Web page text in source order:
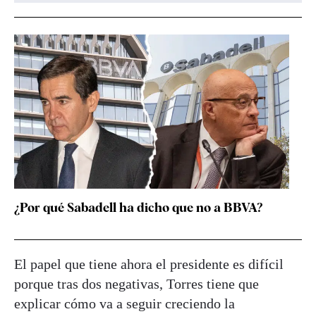
¿Por qué Sabadell ha dicho que no a BBVA?
El papel que tiene ahora el presidente es difícil
porque tras dos negativas, Torres tiene que
explicar cómo va a seguir creciendo la